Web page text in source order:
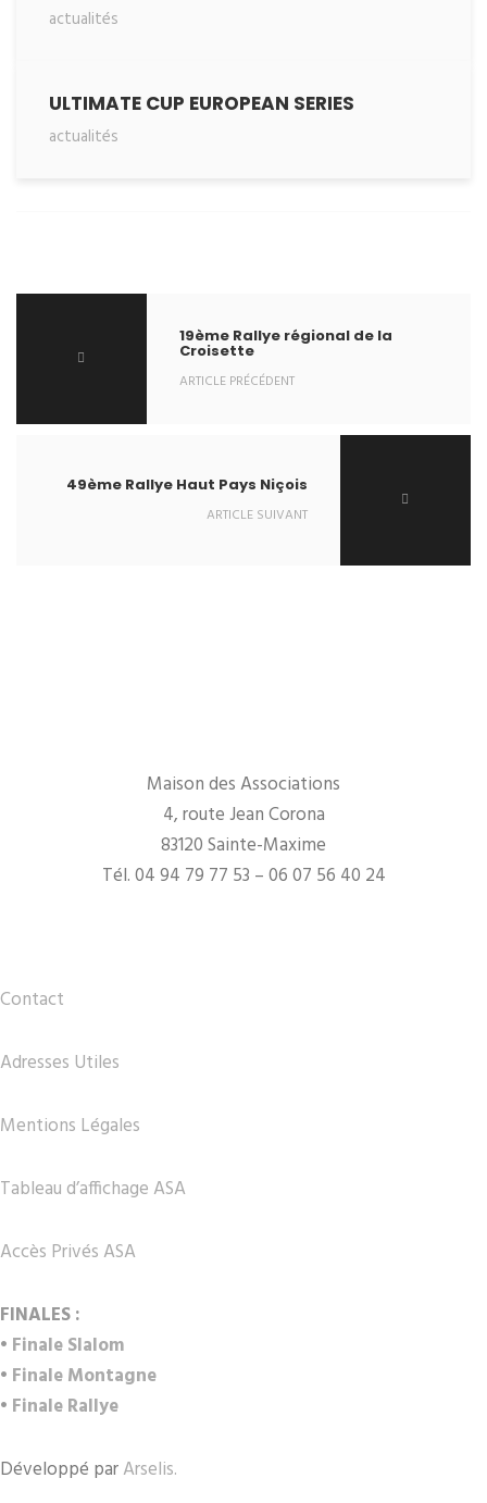
actualités
ULTIMATE CUP EUROPEAN SERIES
actualités
19ème Rallye régional de la
Croisette
ARTICLE PRÉCÉDENT
49ème Rallye Haut Pays Niçois
ARTICLE SUIVANT
Maison des Associations
4, route Jean Corona
83120 Sainte-Maxime
Tél. 04 94 79 77 53 – 06 07 56 40 24
Contact
Adresses Utiles
Mentions Légales
Tableau d’affichage ASA
Accès Privés ASA
FINALES :
• Finale Slalom
• Finale Montagne
• Finale Rallye
Développé parArselis.